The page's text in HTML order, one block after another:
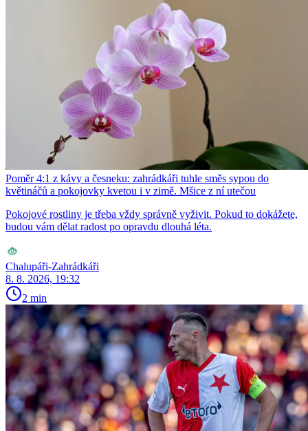
Poměr 4:1 z kávy a česneku: zahrádkáři tuhle směs sypou do
květináčů a pokojovky kvetou i v zimě. Mšice z ní utečou
Pokojové rostliny je třeba vždy správně vyživit. Pokud to dokážete,
budou vám dělat radost po opravdu dlouhá léta.
Chalupáři-Zahrádkáři
8. 8. 2026, 19:32
2 min